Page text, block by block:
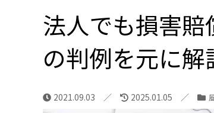
法人でも損害
の判例を元に解
2021.09.03 2025.01.05